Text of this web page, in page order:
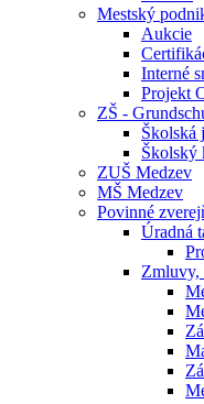
Mestský
Aukcie
Interné
Projekt
ZŠ -
Školská
Školský
ZUŠ Medzev
MŠ Medzev
Povinné
Úradná
Zmluvy,